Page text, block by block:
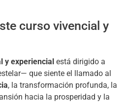
curso vivencial y
y experiencial está dirigido a
que siente el llamado al
, la transformación profunda, la
hacia la prosperidad y la